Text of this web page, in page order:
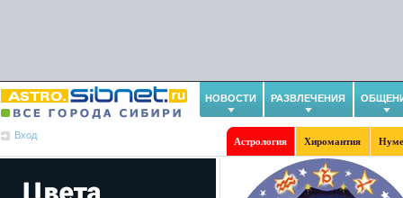
НОВОСТИ РАЗВЛЕЧЕНИЯ
Вход
Астрология Хиромантия